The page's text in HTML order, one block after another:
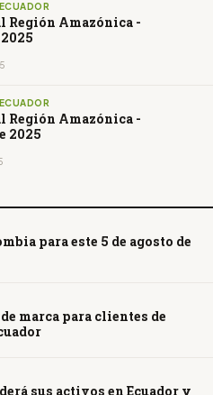
Región Amazónica -
Región Amazónica -
2025
para este 5 de agosto de
marca para clientes de
sus activos en Ecuador y